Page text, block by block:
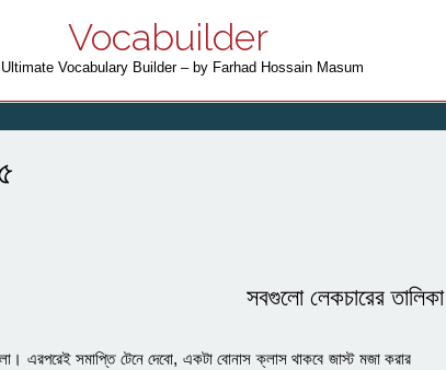
Vocabuilder
Vocabulary Builder – by Farhad Hossain Masum
সবগুলো লেকচারের তালিকা
এরপরেই সমাপ্তি টেনে দেবো, একটা বোনাস ক্লাস থাকবে জাস্ট মজা করার